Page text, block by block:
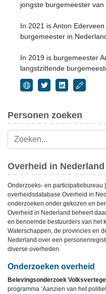
jongste burgemeester van
In 2021 is Anton
burgemeester in
In 2019 is burgemeester
langstzittende
Personen zoeken
Overheid in Nederland
Onderzoeks- en participatiebureau
overheidsdatabase Overheid in
onderzoeken onder gekozen en
Overheid in Nederland beheert
en benoemde bestuurders van het
Waterschappen, de provincies en
Nederland over een
diverse overheden.
Onderzoeken overheid
Belevingsonderzoek
programma ‘Aanzien van het